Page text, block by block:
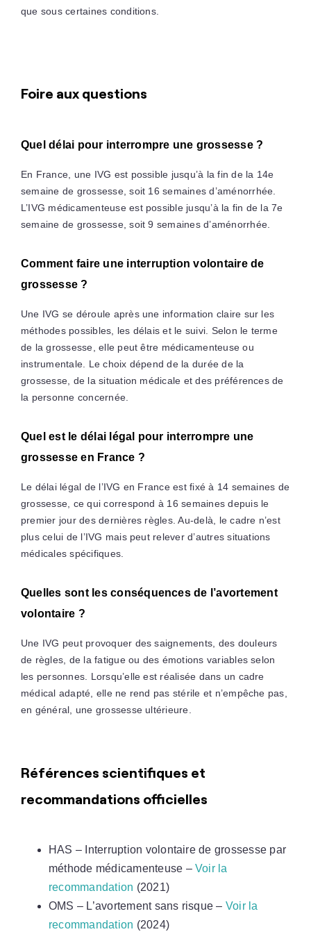
que sous certaines conditions.
Foire aux questions
Quel délai pour interrompre une grossesse ?
En France, une IVG est possible jusqu’à la fin de la 14e
semaine de grossesse, soit 16 semaines d’aménorrhée.
L’IVG médicamenteuse est possible jusqu’à la fin de la 7e
semaine de grossesse, soit 9 semaines d’aménorrhée.
Comment faire une interruption volontaire de
grossesse ?
Une IVG se déroule après une information claire sur les
méthodes possibles, les délais et le suivi. Selon le terme
de la grossesse, elle peut être médicamenteuse ou
instrumentale. Le choix dépend de la durée de la
grossesse, de la situation médicale et des préférences de
la personne concernée.
Quel est le délai légal pour interrompre une
grossesse en France ?
Le délai légal de l’IVG en France est fixé à 14 semaines de
grossesse, ce qui correspond à 16 semaines depuis le
premier jour des dernières règles. Au-delà, le cadre n’est
plus celui de l’IVG mais peut relever d’autres situations
médicales spécifiques.
Quelles sont les conséquences de l’avortement
volontaire ?
Une IVG peut provoquer des saignements, des douleurs
de règles, de la fatigue ou des émotions variables selon
les personnes. Lorsqu’elle est réalisée dans un cadre
médical adapté, elle ne rend pas stérile et n’empêche pas,
en général, une grossesse ultérieure.
Références scientifiques et
recommandations officielles
HAS – Interruption volontaire de grossesse par
méthode médicamenteuse –Voir la
recommandation (2021)
OMS – L’avortement sans risque – Voir la
recommandation (2024)